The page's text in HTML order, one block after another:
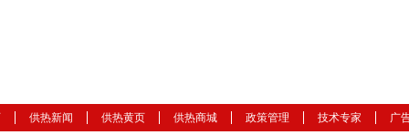
供热新闻 供热黄页 供热商城 政策管理 技术专家 广